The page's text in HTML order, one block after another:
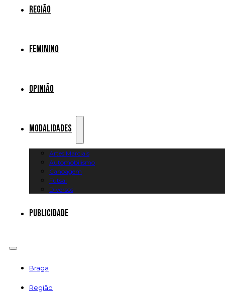
Região
Feminino
Opinião
Modalidades
Artes Marciais
Automobilismo
Canoagem
Futsal
Diversos
Publicidade
Braga
Região